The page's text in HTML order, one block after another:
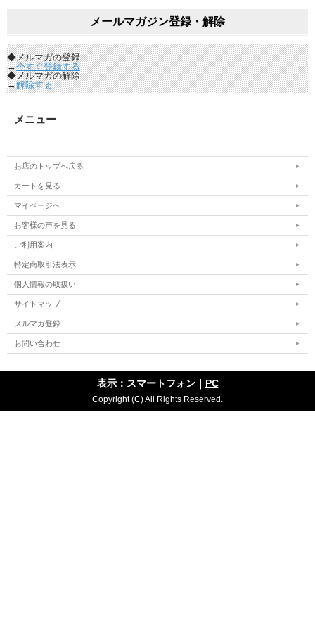
メールマガジン登録・解除
◆メルマガの登録
→今すぐ登録する
◆メルマガの解除
→解除する
メニュー
お店のトップへ戻る
カートを見る
マイページへ
お客様の声を見る
ご利用案内
特定商取引法表示
個人情報の取扱い
サイトマップ
メルマガ登録
お問い合わせ
表示：スマートフォン｜ PC
Copyright (C) All Rights Reserved.